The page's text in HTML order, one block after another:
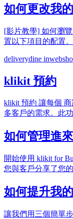
如何更改我
[影片教學] 如何瀏
置以下項目的配置
deliverydine in
klikit 預約
klikit 預約 讓每個
多客戶的需求。此
如何管理進
開始使用 klikit for
您與客戶分享了您
如何提升我
讓我們用三個簡單